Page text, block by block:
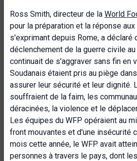
Ross Smith, directeur de la World
pour la préparation et la réponse
s'exprimant depuis Rome, a déclaré
déclenchement de la guerre civile
continuait de s'aggraver sans fin en
Soudanais étaient pris au piège
assurer leur sécurité et leur dignité.
souffraient de la faim, les
déracinées, la violence et le
Les équipes du WFP opéraient au
front mouvantes et d'une insécurité
mois cette année, le WFP avait
personnes à travers le pays, dont